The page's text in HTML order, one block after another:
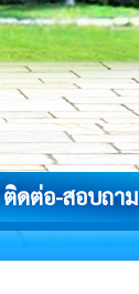
ติดต่อ-สอบถาม